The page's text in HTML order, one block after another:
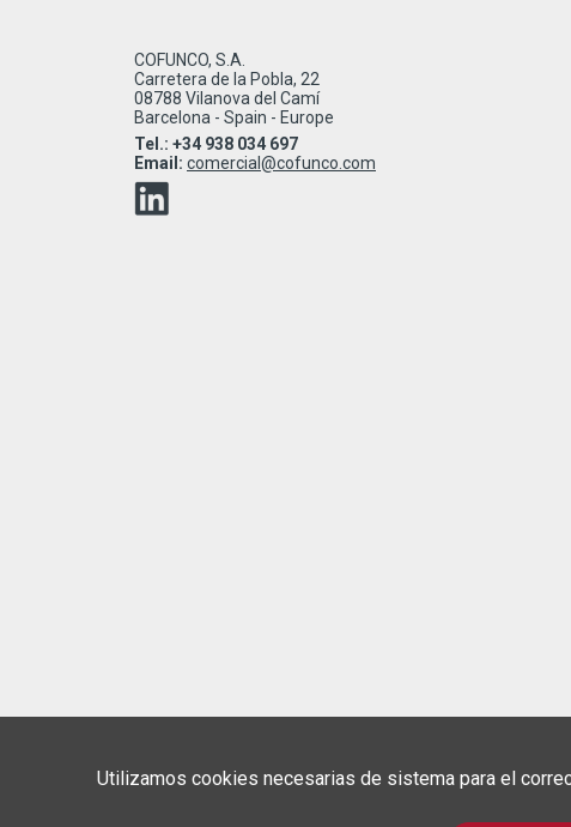
Utilizamos cookies necesarias de sistema para el
COFUNCO, S.A.
Carretera de la Pobla, 22
08788 Vilanova del Camí
Barcelona - Spain - Europe
Tel.: +34 938 034 697
Email: comercial@cofunco.com